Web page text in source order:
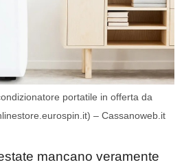
portatile in offerta da
– Cassanoweb.it
mancano veramente